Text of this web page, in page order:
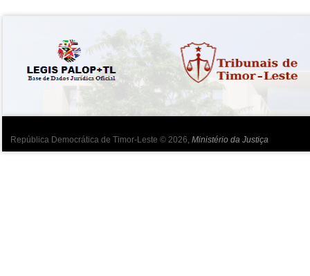
República Democrática de Timor-Leste © 2026, Ministério da Justiça